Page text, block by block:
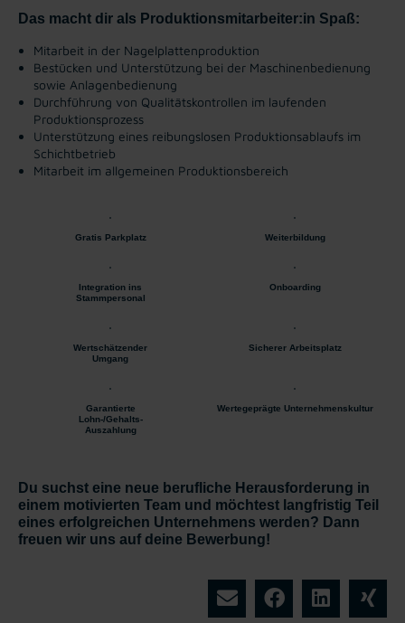
Das macht dir als Produktionsmitarbeiter:in Spaß:
Mitarbeit in der Nagelplattenproduktion
Bestücken und Unterstützung bei der Maschinenbedienung
sowie Anlagenbedienung
Durchführung von Qualitätskontrollen im laufenden
Produktionsprozess
Unterstützung eines reibungslosen Produktionsablaufs im
Schichtbetrieb
Mitarbeit im allgemeinen Produktionsbereich
Gratis Parkplatz Weiterbildung
Integration ins
Stammpersonal
Onboarding
Wertschätzender
Umgang
Sicherer Arbeitsplatz
Garantierte
Lohn-/Gehalts-
Auszahlung
Wertegeprägte Unternehmenskultur
Du suchst eine neue berufliche Herausforderung in
einem motivierten Team und möchtest langfristig Teil
eines erfolgreichen Unternehmens werden? Dann
freuen wir uns auf deine Bewerbung!